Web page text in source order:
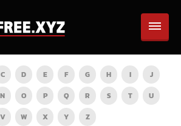
C D E F G H I
J
N O P Q R S T
U
V
W X Y Z